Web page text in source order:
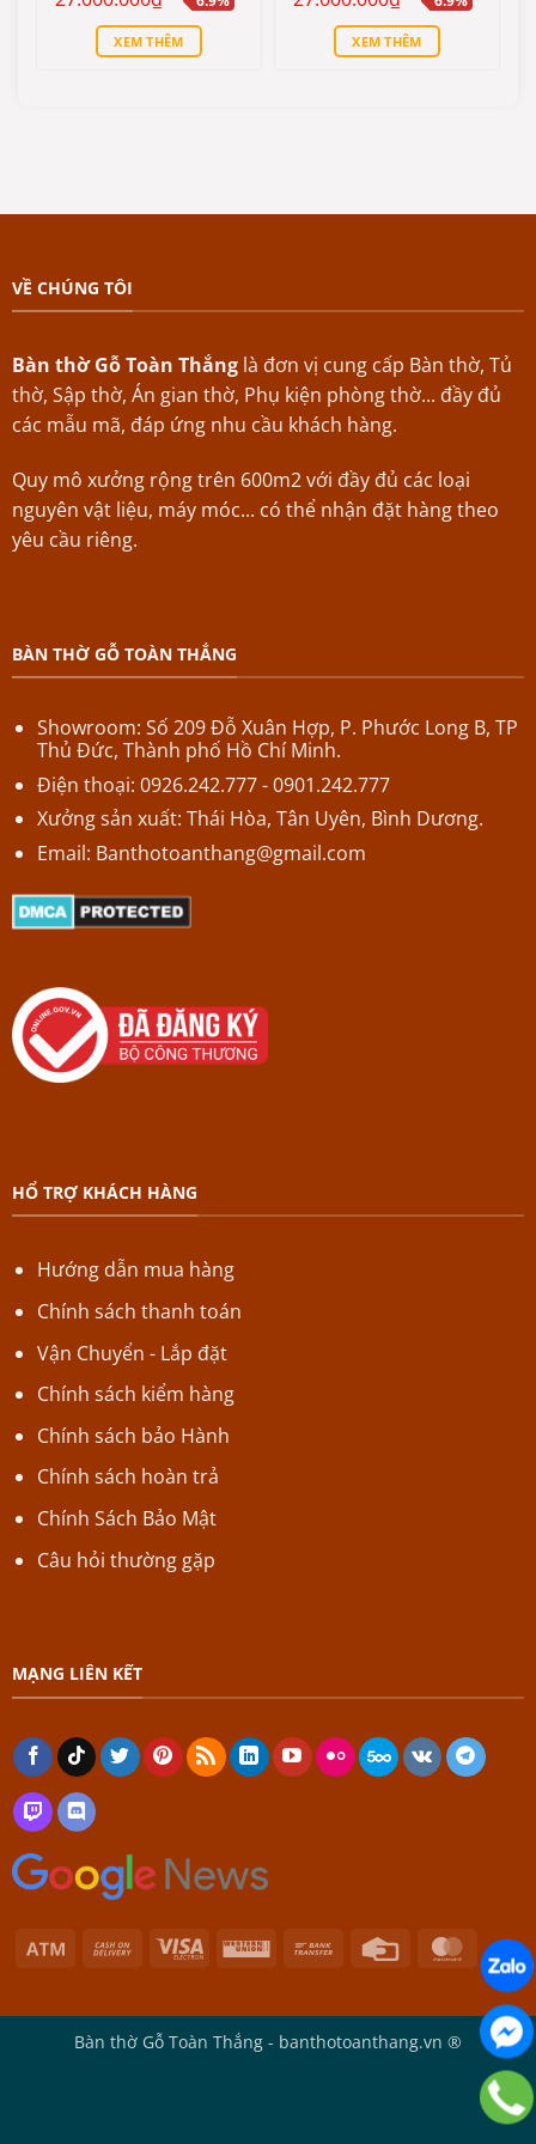
sao
gốc
29.000.000₫.
hiện
tại
là:
27.000.000₫.
XEM THÊM
sao
gốc
29.000.000₫.
hiện
tại
là:
27.000.000₫.
XEM THÊM
VỀ CHÚNG TÔI
Bàn thờ Gỗ Toàn Thắnglà đơn vị cung cấp Bàn thờ, Tủ
thờ, Sập thờ, Án gian thờ, Phụ kiện phòng thờ... đầy đủ
các mẫu mã, đáp ứng nhu cầu khách hàng.
Quy mô xưởng rộng trên 600m2 với đầy đủ các loại
nguyên vật liệu, máy móc... có thể nhận đặt hàng theo
yêu cầu riêng.
BÀN THỜ GỖ TOÀN THẮNG
Showroom: Số 209 Đỗ Xuân Hợp, P. Phước Long B, TP
Thủ Đức, Thành phố Hồ Chí Minh.
Điện thoại: 0926.242.777 - 0901.242.777
Xưởng sản xuất: Thái Hòa, Tân Uyên, Bình Dương.
Email: Banthotoanthang@gmail.com
HỔ TRỢ KHÁCH HÀNG
Hướng dẫn mua hàng
Chính sách thanh toán
Vận Chuyển - Lắp đặt
Chính sách kiểm hàng
Chính sách bảo Hành
Chính sách hoàn trả
Chính Sách Bảo Mật
Câu hỏi thường gặp
MẠNG LIÊN KẾT
Atm
Cash
Visa
Western
Bank
Credit
Bàn thờ Gỗ Toàn Thắng - banthotoanthang.vn ®